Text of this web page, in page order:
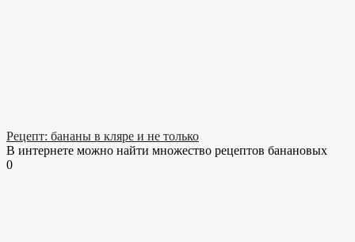
Рецепт: бананы в кляре и не только
В интернете можно найти множество рецептов банановых
0